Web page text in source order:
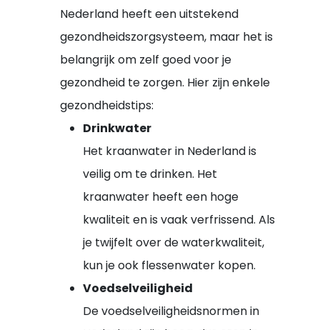
Nederland heeft een uitstekend
gezondheidszorgsysteem, maar het is
belangrijk om zelf goed voor je
gezondheid te zorgen. Hier zijn enkele
gezondheidstips:
Drinkwater
Het kraanwater in Nederland is
veilig om te drinken. Het
kraanwater heeft een hoge
kwaliteit en is vaak verfrissend. Als
je twijfelt over de waterkwaliteit,
kun je ook flessenwater kopen.
Voedselveiligheid
De voedselveiligheidsnormen in